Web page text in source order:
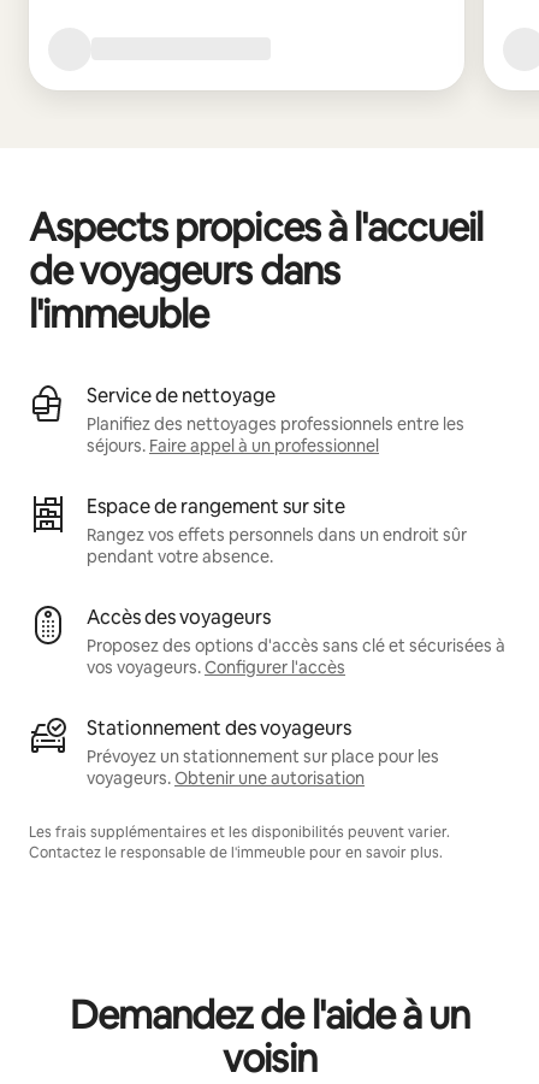
Aspects propices à l'accueil
de voyageurs dans
l'immeuble
Service de nettoyage
Planifiez des nettoyages professionnels entre les
séjours. Faire appel à un professionnel
Espace de rangement sur site
Rangez vos effets personnels dans un endroit sûr
pendant votre absence.
Accès des voyageurs
Proposez des options d'accès sans clé et sécurisées à
vos voyageurs.Configurer l'accès
Stationnement des voyageurs
Prévoyez un stationnement sur place pour les
voyageurs.Obtenir une autorisation
Les frais supplémentaires et les disponibilités peuvent varier.
Contactez le responsable de l'immeuble pour en savoir plus.
Demandez de l'aide à un
voisin